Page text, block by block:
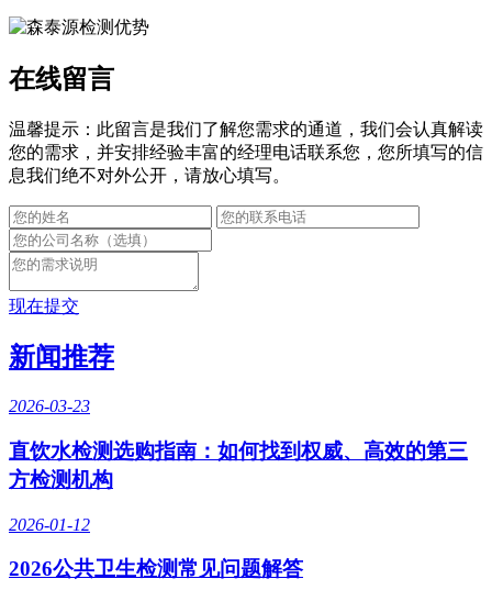
在线留言
温馨提示：此留言是我们了解您需求的通道，我们会认真解读
您的需求，并安排经验丰富的经理电话联系您，您所填写的信
息我们绝不对外公开，请放心填写。
现在提交
新闻推荐
2026-03-23
直饮水检测选购指南：如何找到权威、高效的第三
方检测机构
2026-01-12
2026公共卫生检测常见问题解答